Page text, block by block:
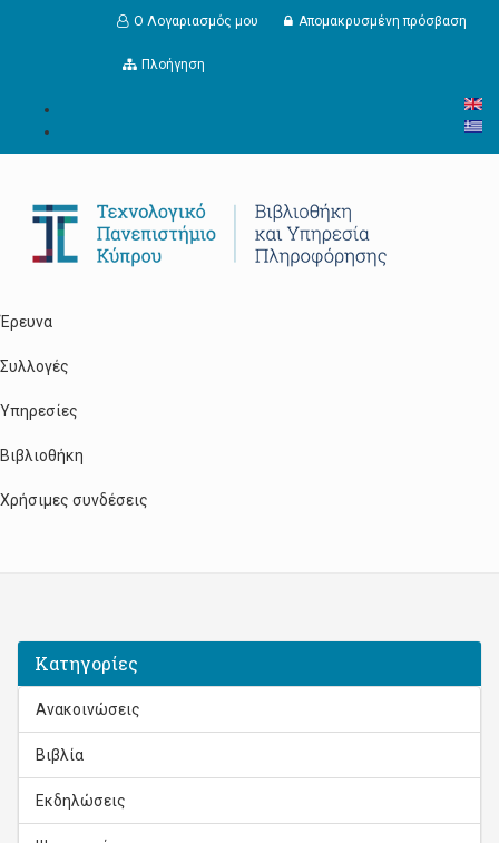
Παράκαμψη προς το κυρίως περιεχόμενο
Ο Λογαριασμός μου Απομακρυσμένη πρόσβαση
Πλοήγηση
Έρευνα
Συλλογές
Υπηρεσίες
Βιβλιοθήκη
Χρήσιμες συνδέσεις
Κατηγορίες
Ανακοινώσεις
Βιβλία
Εκδηλώσεις